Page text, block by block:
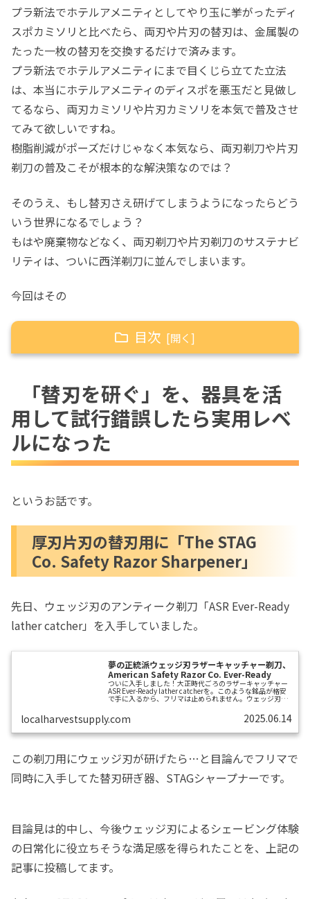
プラ新法でホテルアメニティとしてやり玉に挙がったディ
スポカミソリと比べたら、両刃や片刃の替刃は、金属製の
たった一枚の替刃を交換するだけで済みます。
プラ新法でホテルアメニティにまで目くじら立てた立法
は、本当にホテルアメニティのディスポを悪玉だと見做し
てるなら、両刃カミソリや片刃カミソリを本気で普及させ
てみて欲しいですね。
樹脂削減がポーズだけじゃなく本気なら、両刃剃刀や片刃
剃刀の普及こそが根本的な解決策なのでは？
そのうえ、もし替刃さえ研げてしまうようになったらどう
いう世界になるでしょう？
もはや廃棄物などなく、両刃剃刀や片刃剃刀のサステナビ
リティは、ついに西洋剃刀に並んでしまいます。
今回はその
目次
たら実用レベルになった
厚刃片刃の替刃用に「The STAG Co.
Safety Razor Sharpener」
まずはGEM刃を天然砥石で研いでみま
続いてVALET刃を研ぎます。
で研いでみます。
まず刃を研ぐ前に、今回使う砥
石全部を先に面直ししました。
人造砥石でウェッジ刃を順に研
ぎました。
「L.A. FLINKER Blade A-Year Sharpener」
ホーニングは手持ちの富士電機「はや
と」で
ストロッピングは「L.A. FLINKER
Blade A-Year Sharpener」で
ステンレス替刃を研ぐ
両刃カミソリの炭素鋼替刃を研
いで使うなら、ホルダーはTTO
が良き
「替刃を研ぐ」を、器具を活
用して試行錯誤したら実用レベ
ルになった
というお話です。
厚刃片刃の替刃用に「The STAG
Co. Safety Razor Sharpener」
先日、ウェッジ刃のアンティーク剃刀「ASR Ever-Ready
lather catcher」を入手していました。
夢の正統派ウェッジ刃ラザーキャッチャー剃刀、
American Safety Razor Co. Ever-Ready
ついに入手しました！大正時代ごろのラザーキャッチャー
ASR Ever-Ready lather catcherを。このような銘品が格安
で手に入るから、フリマは止められません。ウェッジ刃ラ
が持ってた1本目はL’ESSOR CSCF Rasoirです。入手して一
番最初にしたことは、塗装が風化してた純正ハンドルをカ
ー。ネジ部分がちょうど刺さるよう、木材に3mmのドリル
localharvestsupply.com 2025.06.14
この剃刀用にウェッジ刃が研げたら…と目論んでフリマで
同時に入手してた替刃研ぎ器、STAGシャープナーです。
目論見は的中し、今後ウェッジ刃によるシェービング体験
の日常化に役立ちそうな満足感を得られたことを、上記の
記事に投稿してます。